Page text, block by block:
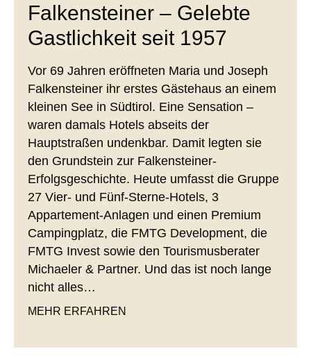
Falkensteiner – Gelebte
Gastlichkeit seit 1957
Vor 69 Jahren eröffneten Maria und Joseph
Falkensteiner ihr erstes Gästehaus an einem
kleinen See in Südtirol. Eine Sensation –
waren damals Hotels abseits der
Hauptstraßen undenkbar. Damit legten sie
den Grundstein zur Falkensteiner-
Erfolgsgeschichte. Heute umfasst die Gruppe
27 Vier- und Fünf-Sterne-Hotels, 3
Appartement-Anlagen und einen Premium
Campingplatz, die FMTG Development, die
FMTG Invest sowie den Tourismusberater
Michaeler & Partner. Und das ist noch lange
nicht alles…
MEHR ERFAHREN